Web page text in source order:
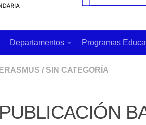
Departamentos Programas
ERASMUS / SIN CATEGORÍA
PUBLICACIÓN